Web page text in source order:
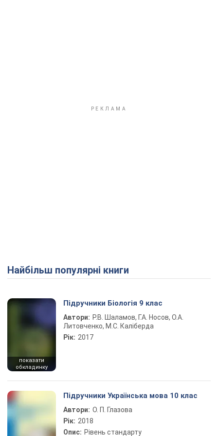
Найбільш популярні книги
показати
обкладинку
Підручники Біологія 9 клас
Автори: Р.В. Шаламов, Г.А. Носов, О.А.
Литовченко, М.С. Каліберда
Рік: 2017
Підручники Українська мова 10 клас
Автори: О. П. Глазова
Рік: 2018
Опис: Рівень стандарту